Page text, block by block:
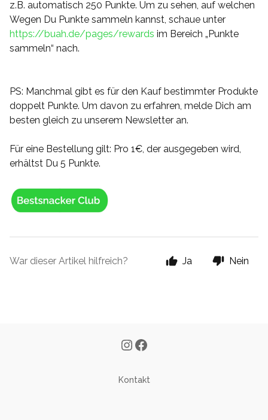
z.B. automatisch 250 Punkte. Um zu sehen, auf welchen
Wegen Du Punkte sammeln kannst, schaue unter
https://buah.de/pages/rewards im Bereich „Punkte
sammeln“ nach.
PS: Manchmal gibt es für den Kauf bestimmter Produkte
doppelt Punkte. Um davon zu erfahren, melde Dich am
besten gleich zu unserem Newsletter an.
Für eine Bestellung gilt: Pro 1€, der ausgegeben wird,
erhältst Du 5 Punkte.
War dieser Artikel hilfreich? Ja Nein
Kontakt